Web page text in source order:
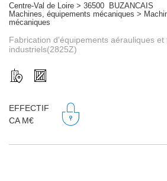
Centre-Val de Loire > 36500 BUZANCAIS
Machines, équipements mécaniques >
mécaniques
Fabrication d'équipements aérauliques et
industriels(2825Z)
EFFECTIF
CA M€